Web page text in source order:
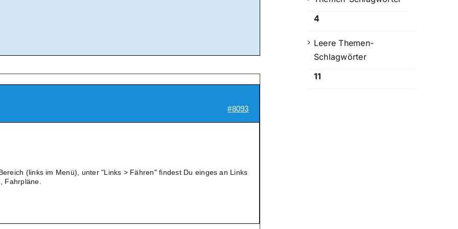
#8093
(links im Menü), unter "Links > Fähren" findest Du einges an Links
Fahrpläne.
4
Leere Themen-
Schlagwörter
11